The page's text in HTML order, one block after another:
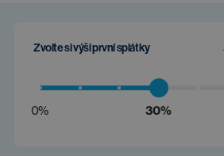
Zvolte si výši první splátky
0% 30%